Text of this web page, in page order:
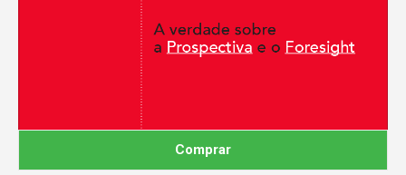
Comprar